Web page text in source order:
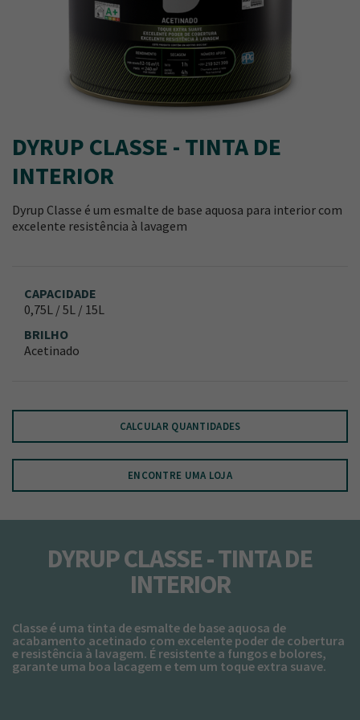
DYRUP CLASSE - TINTA DE
INTERIOR
Dyrup Classe é um esmalte de base aquosa para interior com
excelente resistência à lavagem
CAPACIDADE
0,75L / 5L / 15L
BRILHO
Acetinado
CALCULAR QUANTIDADES
ENCONTRE UMA LOJA
DYRUP CLASSE - TINTA DE
INTERIOR
Classe é uma tinta de esmalte de base aquosa de
acabamento acetinado com excelente poder de cobertura
e resistência à lavagem. É resistente a fungos e bolores,
garante uma boa lacagem e tem um toque extra suave.